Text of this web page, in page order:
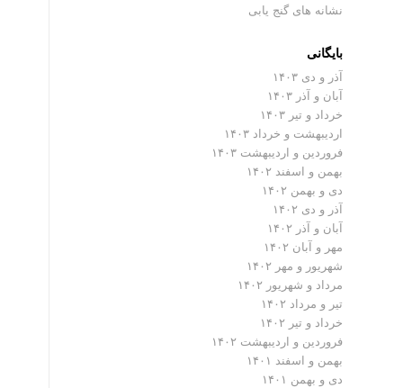
نشانه های گنج یابی
بایگانی
آذر و دی ۱۴۰۳
آبان و آذر ۱۴۰۳
خرداد و تیر ۱۴۰۳
اردیبهشت و خرداد ۱۴۰۳
فروردین و اردیبهشت ۱۴۰۳
بهمن و اسفند ۱۴۰۲
دی و بهمن ۱۴۰۲
آذر و دی ۱۴۰۲
آبان و آذر ۱۴۰۲
مهر و آبان ۱۴۰۲
شهریور و مهر ۱۴۰۲
مرداد و شهریور ۱۴۰۲
تیر و مرداد ۱۴۰۲
خرداد و تیر ۱۴۰۲
فروردین و اردیبهشت ۱۴۰۲
بهمن و اسفند ۱۴۰۱
دی و بهمن ۱۴۰۱